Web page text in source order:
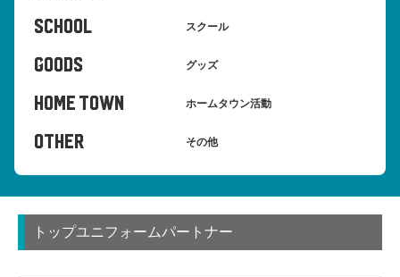
SCHOOL スクール
GOODS グッズ
HOME TOWN ホームタウン活動
OTHER その他
トップユニフォームパートナー